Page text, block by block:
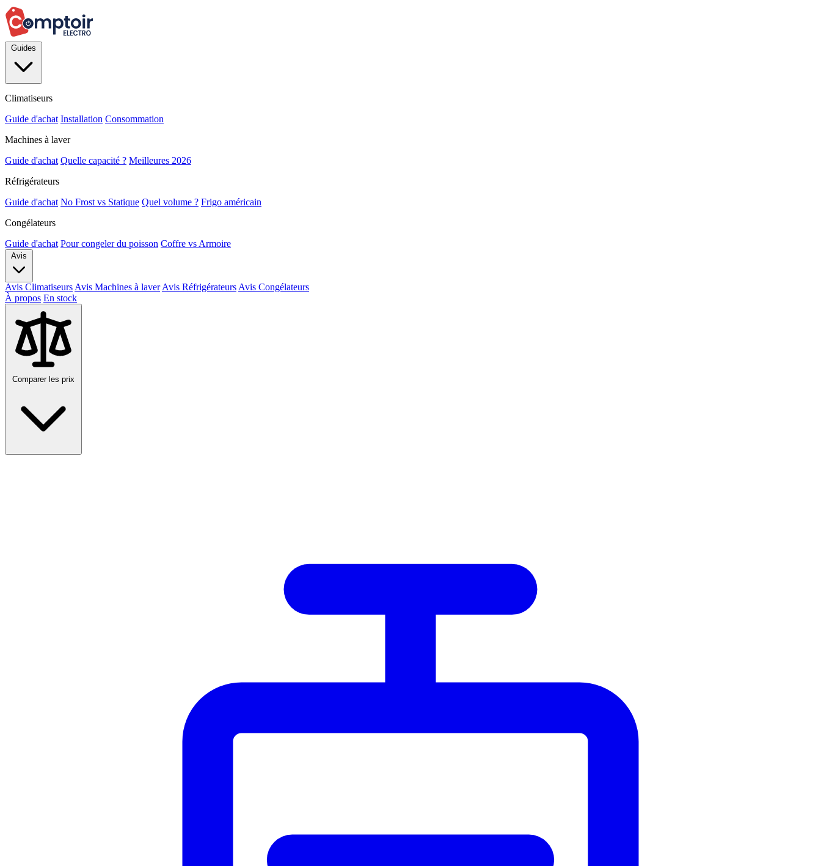
Climatiseurs
Guide d'achat Installation Consommation
Machines à laver
Guide d'achat Quelle capacité ? Meilleures 2026
Réfrigérateurs
Guide d'achat No Frost vs Statique Quel volume ? Frigo américain
Congélateurs
Guide d'achat Pour congeler du poisson Coffre vs Armoire
Avis Climatiseurs Avis Machines à laver Avis Réfrigérateurs Avis Congélateurs
À propos En stock